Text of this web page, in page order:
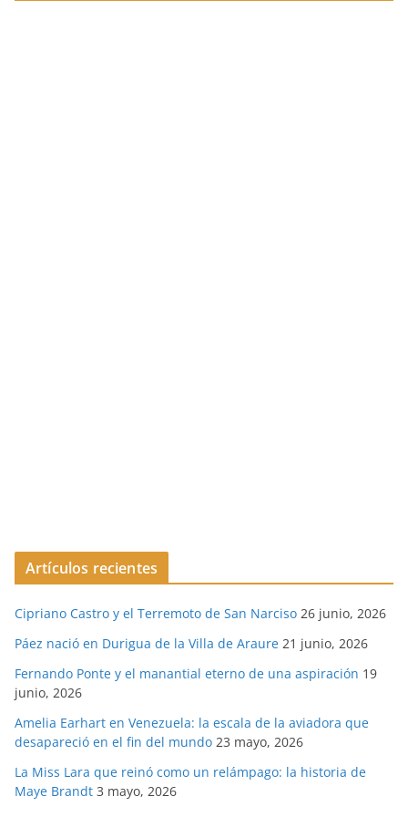
Artículos recientes
Cipriano Castro y el Terremoto de San Narciso 26 junio, 2026
Páez nació en Durigua de la Villa de Araure 21 junio, 2026
Fernando Ponte y el manantial eterno de una aspiración 19
junio, 2026
Amelia Earhart en Venezuela: la escala de la aviadora que
desapareció en el fin del mundo 23 mayo, 2026
La Miss Lara que reinó como un relámpago: la historia de
Maye Brandt 3 mayo, 2026